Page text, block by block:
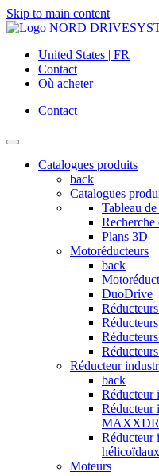
Skip to main content
United States | FR
Contact
Où acheter
Contact
Catalogues produits
back
Catalogues
Tableau
Plans 3D
Motoréducteurs
back
DuoDrive
Réducteur
back
Réducteur
Réducteur
Réducteur
Moteurs